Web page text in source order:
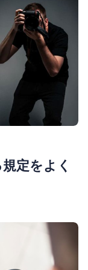
定をよく